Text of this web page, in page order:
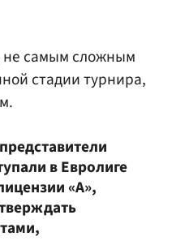
самым сложным
стадии турнира,
в Евролиге
«А»,